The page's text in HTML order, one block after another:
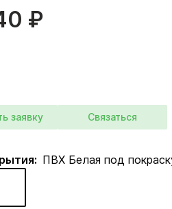
₽
заявку Связаться
ПВХ Белая под